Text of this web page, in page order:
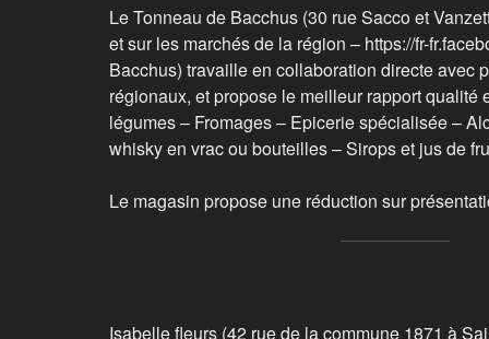
Le Tonneau de Bacchus (30 rue Sacco et
et sur les marchés de la région – https://fr-
Bacchus) travaille en collaboration directe avec
régionaux, et propose le meilleur rapport qualité
légumes – Fromages – Epicerie spécialisée –
whisky en vrac ou bouteilles – Sirops et jus de
Le magasin propose une réduction sur
Isabelle fleurs (42 rue de la commune 1871 à